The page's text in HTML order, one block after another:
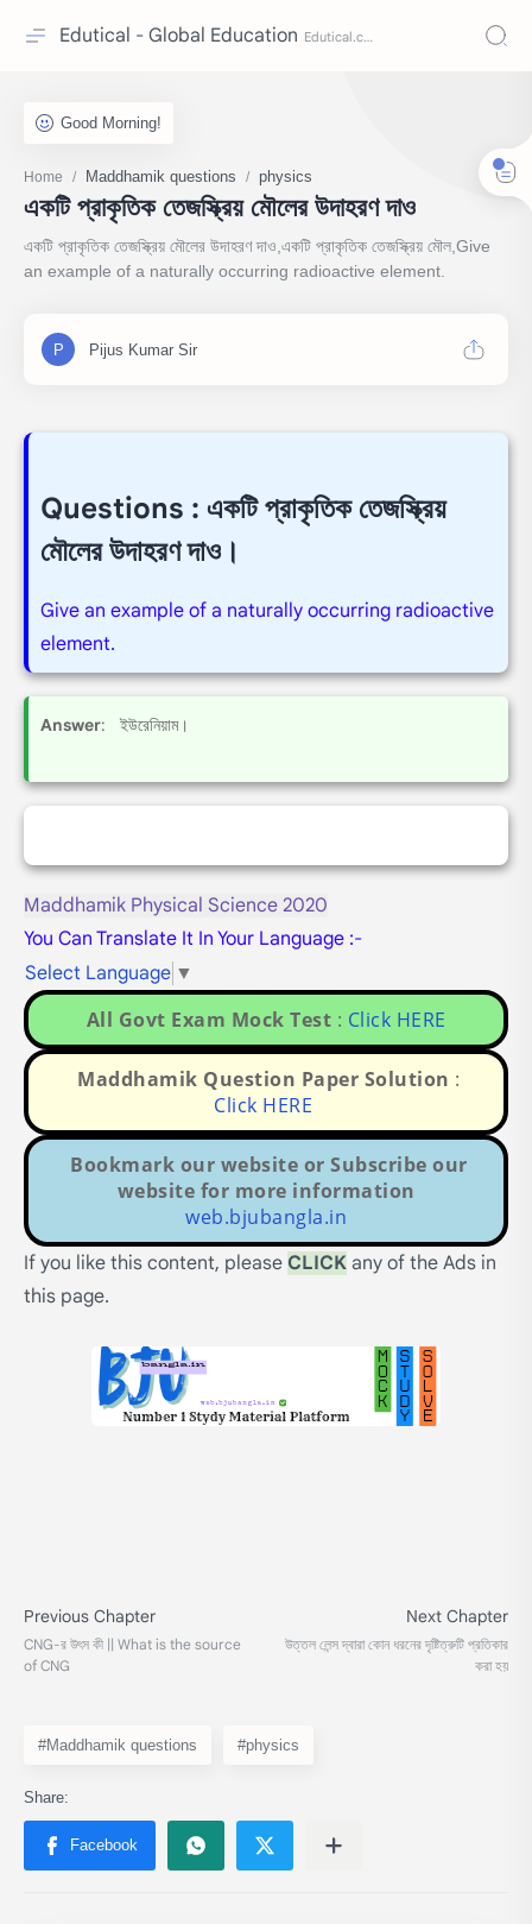
Edutical - Global Education
Home Maddhamik questions physics
একটি প্রাকৃতিক তেজস্ক্রিয় মৌলের উদাহরণ দাও
একটি প্রাকৃতিক তেজস্ক্রিয় মৌলের উদাহরণ দাও,একটি প্রাকৃতিক তেজস্ক্রিয় মৌল,Give
an example of a naturally occurring radioactive element.
Questions : একটি প্রাকৃতিক তেজস্ক্রিয়
মৌলের উদাহরণ দাও।
Give an example of a naturally occurring radioactive
element.
Answer: ইউরেনিয়াম।
Maddhamik Physical Science 2020
You Can Translate It In Your Language :-
Select Language ▼
All Govt Exam Mock Test : Click HERE
Maddhamik Question Paper Solution :
Click HERE
Bookmark our website or Subscribe our
website for more information
web.bjubangla.in
If you like this content, please CLICK any of the Ads in
this page.
#Maddhamik questions #physics